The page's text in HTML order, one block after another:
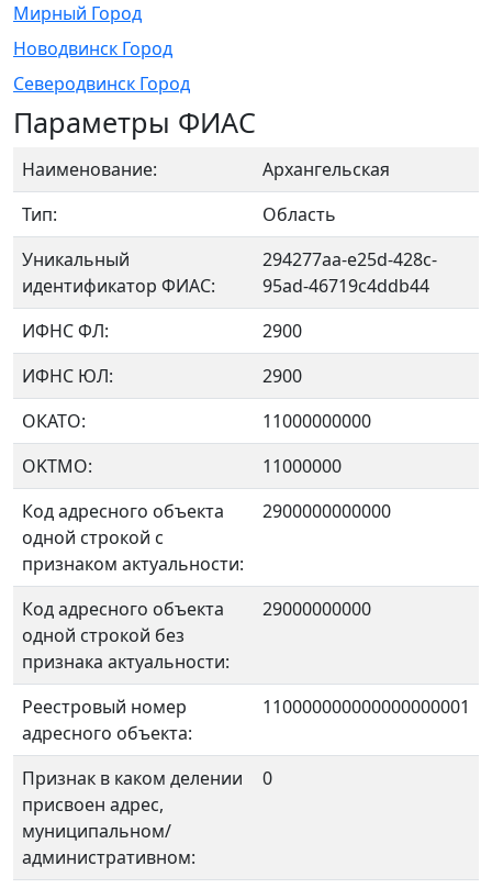
Мирный Город
Новодвинск Город
Северодвинск Город
Параметры ФИАС
Наименование:
Архангельская
Тип:
Область
Уникальный
идентификатор ФИАС:
294277aa-e25d-428c-
95ad-46719c4ddb44
ИФНС ФЛ:
2900
ИФНС ЮЛ:
2900
ОКАТО:
11000000000
OKTMO:
11000000
Код адресного объекта
одной строкой с
признаком актуальности:
2900000000000
Код адресного объекта
одной строкой без
признака актуальности:
29000000000
Реестровый номер
адресного объекта:
110000000000000000001
Признак в каком делении
присвоен адрес,
муниципальном/
административном:
0